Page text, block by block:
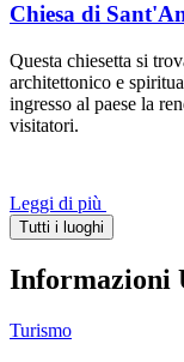
Chiesa di
Questa chiesetta si
architettonico e
ingresso al paese la
visitatori.
Leggi di più
Tutti i luoghi
Informazioni
Turismo